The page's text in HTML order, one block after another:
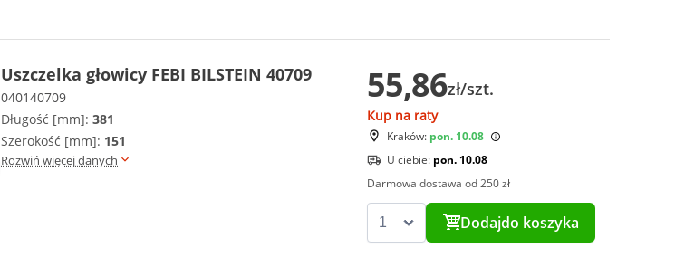
Uszczelka głowicy FEBI BILSTEIN 40709
040140709
Długość [mm]: 381
Szerokość [mm]: 151
Rozwiń więcej danych
55,86zł/szt.
Kup na raty
Kraków: pon. 10.08
U ciebie: pon. 10.08
Darmowa dostawa od 250 zł
Dodajdo koszyka